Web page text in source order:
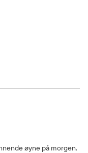
øyne på morgen.